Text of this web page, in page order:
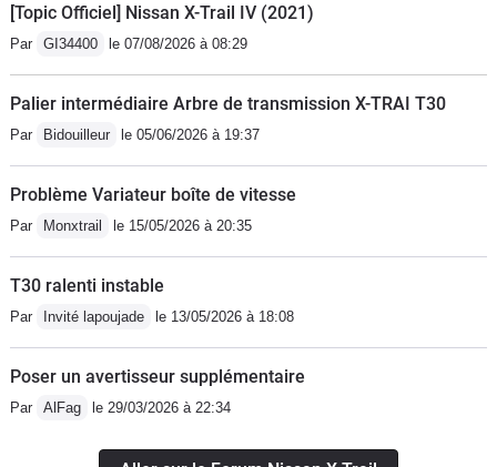
[Topic Officiel] Nissan X-Trail IV (2021)
Par GI34400 le 07/08/2026 à 08:29
Palier intermédiaire Arbre de transmission X-TRAI T30
Par Bidouilleur le 05/06/2026 à 19:37
Problème Variateur boîte de vitesse
Par Monxtrail le 15/05/2026 à 20:35
T30 ralenti instable
Par Invité lapoujade le 13/05/2026 à 18:08
Poser un avertisseur supplémentaire
Par AlFag le 29/03/2026 à 22:34